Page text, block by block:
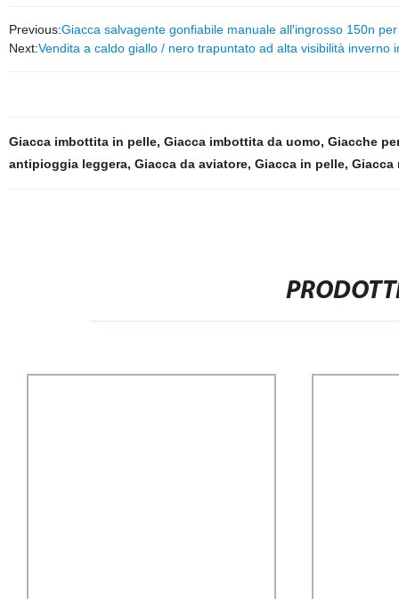
Previous:Giacca salvagente gonfiabile manuale all′ingrosso 150n
Next:Vendita a caldo giallo / nero trapuntato ad alta visibilità
Giacca imbottita in pelle, Giacca imbottita da uomo, Giacche
antipioggia leggera, Giacca da aviatore, Giacca in pelle, Giacca